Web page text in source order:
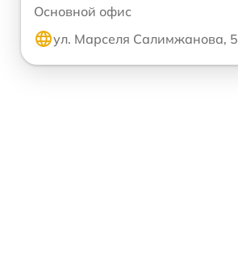
Основной офис
ул. Марселя Салимжанова, 5